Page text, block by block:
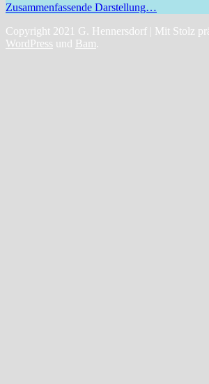
Zusammenfassende Darstellung…
Copyright 2021 G. Hennersdorf | Mit Stolz
WordPress und Bam.